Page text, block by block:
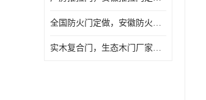
全国防火门定做，安徽防火门批发，防火门价格
实木复合门，生态木门厂家，免漆门定做，安徽木门厂家直销